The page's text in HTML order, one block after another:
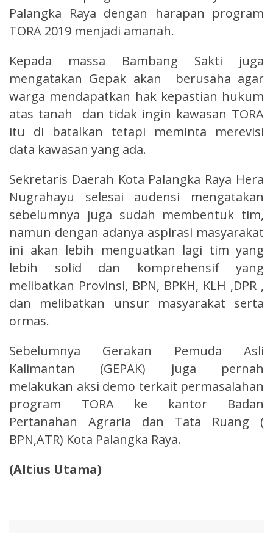
Palangka Raya dengan harapan program
TORA 2019 menjadi amanah.
Kepada massa Bambang Sakti juga
mengatakan Gepak akan berusaha agar
warga mendapatkan hak kepastian hukum
atas tanah dan tidak ingin kawasan TORA
itu di batalkan tetapi meminta merevisi
data kawasan yang ada.
Sekretaris Daerah Kota Palangka Raya Hera
Nugrahayu selesai audensi mengatakan
sebelumnya juga sudah membentuk tim,
namun dengan adanya aspirasi masyarakat
ini akan lebih menguatkan lagi tim yang
lebih solid dan komprehensif yang
melibatkan Provinsi, BPN, BPKH, KLH ,DPR ,
dan melibatkan unsur masyarakat serta
ormas.
Sebelumnya Gerakan Pemuda Asli
Kalimantan (GEPAK) juga pernah
melakukan aksi demo terkait permasalahan
program TORA ke kantor Badan
Pertanahan Agraria dan Tata Ruang (
BPN,ATR) Kota Palangka Raya.
(Altius Utama)